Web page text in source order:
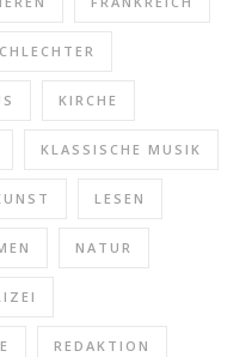
KIRCHE
KLASSISCHE MUSIK
LESEN
NATUR
REDAKTION